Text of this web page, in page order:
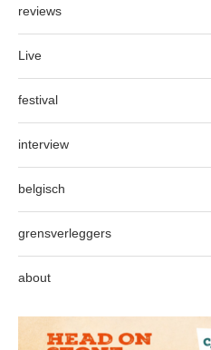
reviews
Live
festival
interview
belgisch
grensverleggers
about